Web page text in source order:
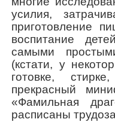
усилия,
приготовление
воспитание
самыми
(кстати, у
готовке,
прекрасный
«Фамильная
расписаны